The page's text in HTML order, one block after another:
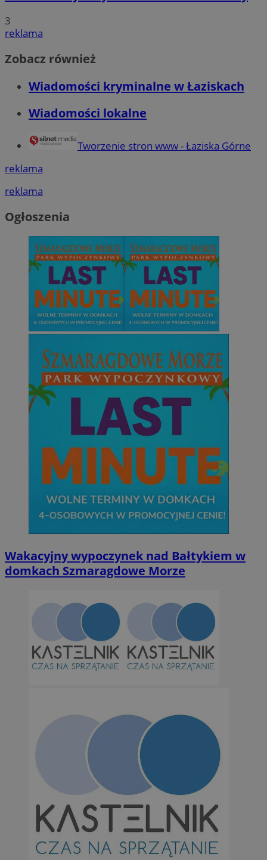
3
reklama
Zobacz również
Wiadomości kryminalne w Łaziskach
Wiadomości lokalne
Tworzenie stron www - Łaziska Górne
reklama
reklama
Ogłoszenia
Wakacyjny wypoczynek nad Bałtykiem w
domkach Szmaragdowe Morze